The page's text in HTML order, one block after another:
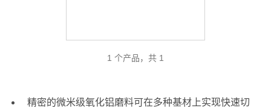
1 个产品，共 1
精密的微米级氧化铝磨料可在多种基材上实现快速切